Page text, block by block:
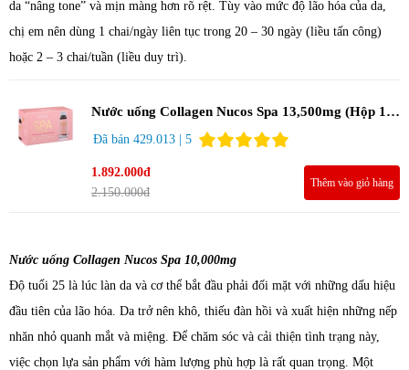
da “nâng tone” và mịn màng hơn rõ rệt. Tùy vào mức độ lão hóa của da,
chị em nên dùng 1 chai/ngày liên tục trong 20 – 30 ngày (liều tấn công)
hoặc 2 – 3 chai/tuần (liều duy trì).
Nước uống Collagen Nucos Spa 13,500mg (Hộp 10
chai x 50ml)
Đã bán 429.013 | 5
1.892.000đ
2.150.000đ
Thêm vào giỏ hàng
Nước uống Collagen Nucos Spa 10,000mg
Độ tuổi 25 là lúc làn da và cơ thể bắt đầu phải đối mặt với những dấu hiệu
đầu tiên của lão hóa. Da trở nên khô, thiếu đàn hồi và xuất hiện những nếp
nhăn nhỏ quanh mắt và miệng. Để chăm sóc và cải thiện tình trạng này,
việc chọn lựa sản phẩm với hàm lượng phù hợp là rất quan trọng. Một